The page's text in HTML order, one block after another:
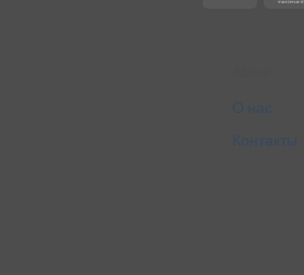
О нас
Контакты